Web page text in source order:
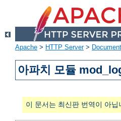
Apache > HTTP Server>
아파치 모듈
이 문서는 최신판 번역이 아